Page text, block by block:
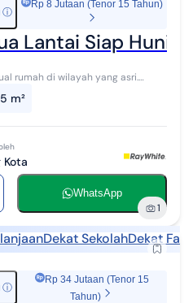
ⓘ
Rp 8 Jutaan (Tenor 15 Tahun)
Lantai Siap Huni
strategis. Kategorinya
m²
Kota
WhatsApp
1
Dekat SekolahDekat
ⓘ
Rp 34 Jutaan (Tenor 15
Tahun)